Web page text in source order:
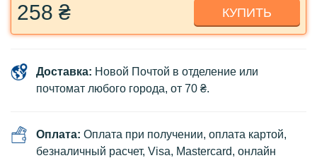
258 ₴ КУПИТЬ
Доставка: Новой Почтой в отделение или
почтомат любого города, от 70 ₴.
Оплата: Оплата при получении, оплата картой,
безналичный расчет, Visa, Mastercard, онлайн